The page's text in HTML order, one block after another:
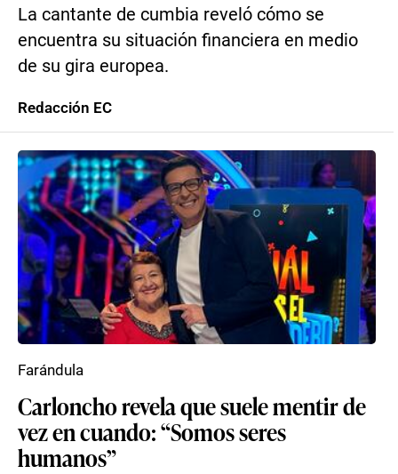
La cantante de cumbia reveló cómo se
encuentra su situación financiera en medio
de su gira europea.
Redacción EC
Carloncho revela que suele mentir de
vez en cuando: “Somos seres
humanos”
Farándula